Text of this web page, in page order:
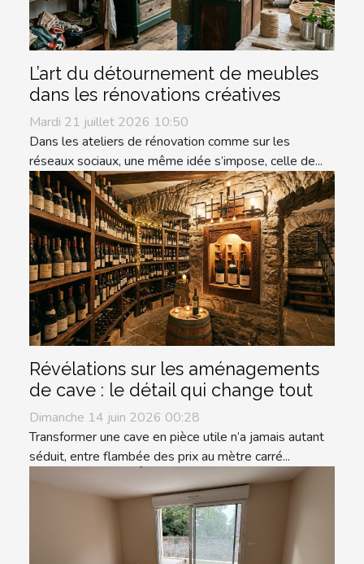
L’art du détournement de meubles
dans les rénovations créatives
Mardi 21 juillet 2026 10:50
Dans les ateliers de rénovation comme sur les
réseaux sociaux, une même idée s’impose, celle de...
Révélations sur les aménagements
de cave : le détail qui change tout
Dimanche 14 juin 2026 00:28
Transformer une cave en pièce utile n’a jamais autant
séduit, entre flambée des prix au mètre carré...